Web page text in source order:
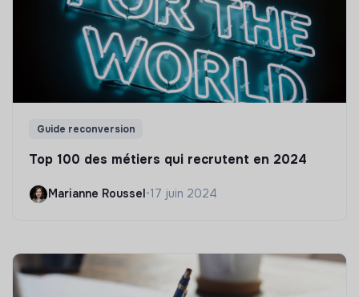
Guide reconversion
Top 100 des métiers qui recrutent en 2024
Marianne Roussel •17 juin 2024